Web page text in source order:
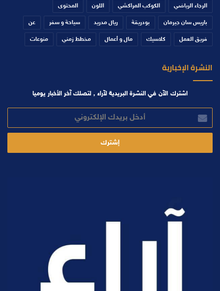
الرجاء الرياضي الكوكب المراكشي اللون المحتوى
باريس سان جيرمان بودريقة ريال مدريد سياحة و سفر عن
فريق العمل كلاسيك مال و أعمال مخطط زمني منوعات
النشرة الإخبارية
اشترك الآن في النشرة البريدية لآراء , لتصلك آخر الأخبار يوميا
بريدك
الإلكتروني